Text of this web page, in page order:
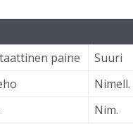
paine
Suuri
Nimell.
Nim.